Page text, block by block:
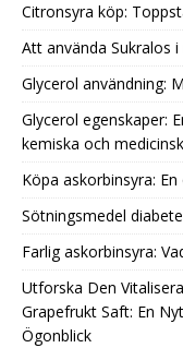
Citronsyra köp:
Att använda Sukralos
Glycerol användning:
Glycerol egenskaper:
kemiska och
Köpa askorbinsyra:
Sötningsmedel
Farlig askorbinsyra:
Utforska Den
Grapefrukt Saft: En
Ögonblick